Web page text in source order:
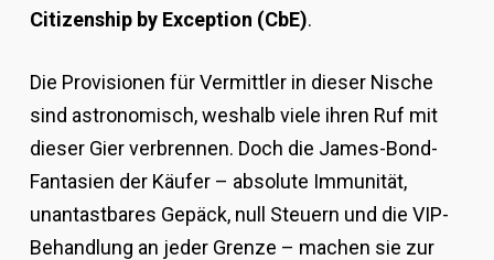
Citizenship by Exception (CbE).
Die Provisionen für Vermittler in dieser Nische
sind astronomisch, weshalb viele ihren Ruf mit
dieser Gier verbrennen. Doch die James-Bond-
Fantasien der Käufer – absolute Immunität,
unantastbares Gepäck, null Steuern und die VIP-
Behandlung an jeder Grenze – machen sie zur